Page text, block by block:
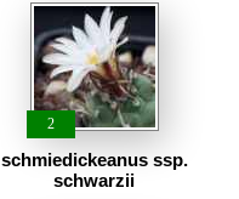
2
schmiedickeanus ssp.
schwarzii